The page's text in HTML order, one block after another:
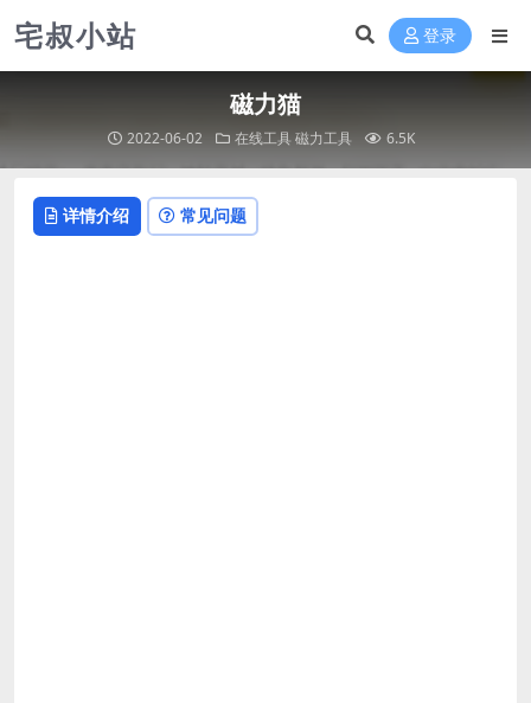
宅叔小站 登录
磁力猫
2022-06-02 在线工具 磁力工具 6.5K
详情介绍 常见问题